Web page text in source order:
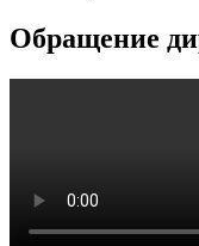
Обращение